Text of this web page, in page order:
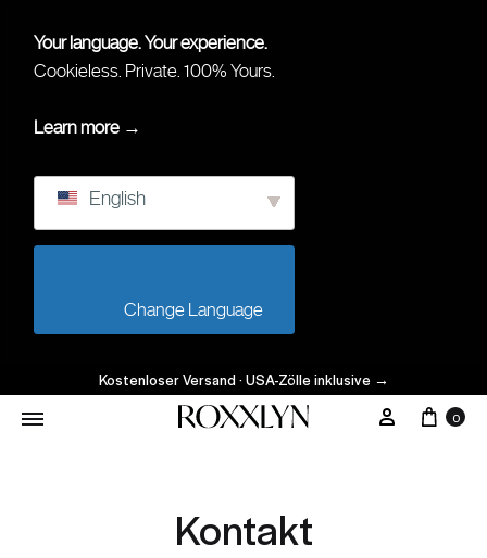
Your language. Your experience.
Cookieless. Private. 100% Yours.
Learn more →
English
Kostenloser Versand · USA-Zölle inklusive →
0
Kontakt